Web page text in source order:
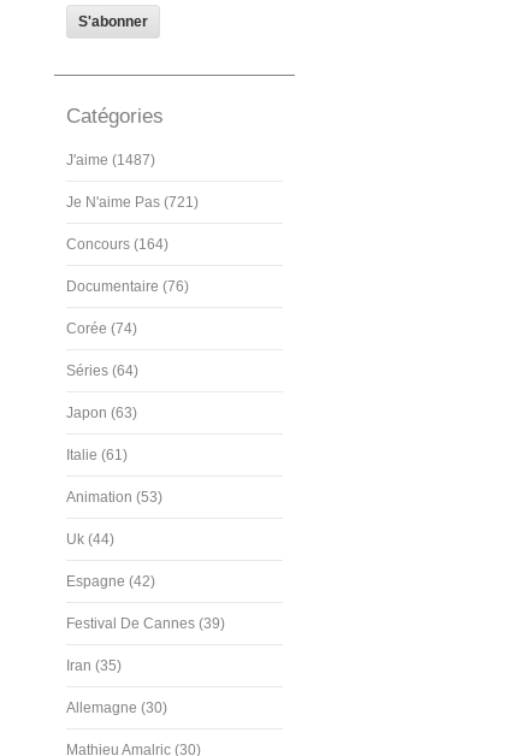
Catégories
J'aime (1487)
Je N'aime Pas (721)
Concours (164)
Documentaire (76)
Corée (74)
Séries (64)
Japon (63)
Italie (61)
Animation (53)
Uk (44)
Espagne (42)
Festival De Cannes (39)
Iran (35)
Allemagne (30)
Mathieu Amalric (30)